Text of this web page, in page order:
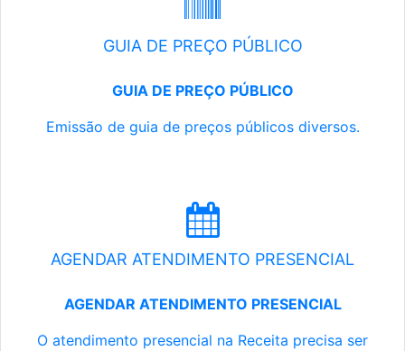
GUIA DE PREÇO PÚBLICO
GUIA DE PREÇO PÚBLICO
Emissão de guia de preços públicos diversos.
AGENDAR ATENDIMENTO PRESENCIAL
AGENDAR ATENDIMENTO PRESENCIAL
O atendimento presencial na Receita precisa ser